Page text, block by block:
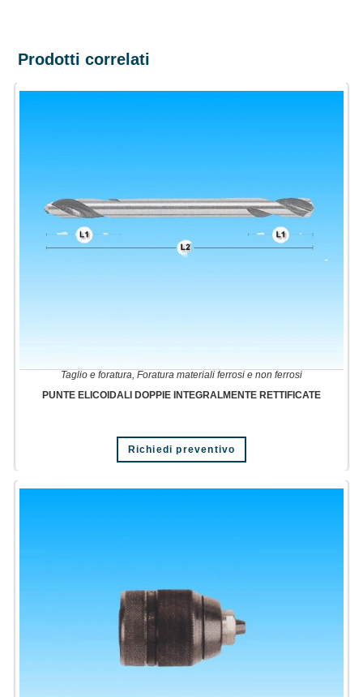
Prodotti correlati
Taglio e foratura, Foratura materiali ferrosi e non ferrosi
PUNTE ELICOIDALI DOPPIE INTEGRALMENTE RETTIFICATE
Richiedi preventivo